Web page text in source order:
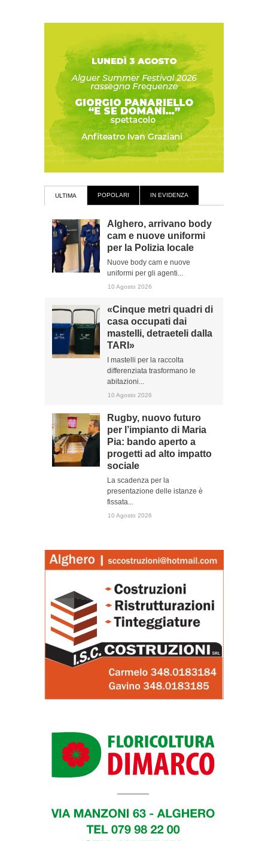
ULTIMA POPOLARI IN EVIDENZA
Alghero, arrivano body
cam e nuove uniformi
per la Polizia locale
Nuove body cam e nuove
uniformi per gli agenti...
10 Agosto 2026
«Cinque metri quadri di
casa occupati dai
mastelli, detraeteli dalla
TARI»
I mastelli per la raccolta
differenziata trasformano le
abitazioni...
10 Agosto 2026
Rugby, nuovo futuro
per l’impianto di Maria
Pia: bando aperto a
progetti ad alto impatto
sociale
La scadenza per la
presentazione delle istanze è
fissata...
10 Agosto 2026